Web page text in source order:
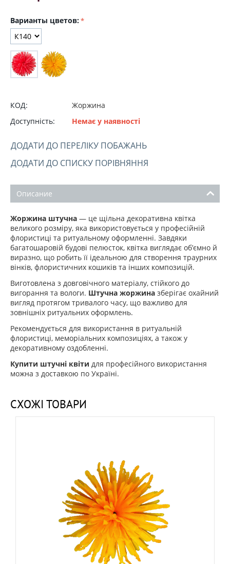
Варианты цветов:
КОД:
Жоржина
Доступність:
Немає у наявності
ДОДАТИ ДО ПЕРЕЛІКУ ПОБАЖАНЬ
ДОДАТИ ДО СПИСКУ ПОРІВНЯННЯ
Описание
Жоржина штучна — це щільна декоративна квітка
великого розміру, яка використовується у професійній
флористиці та ритуальному оформленні. Завдяки
багатошаровій будові пелюсток, квітка виглядає об’ємно й
виразно, що робить її ідеальною для створення траурних
вінків, флористичних кошиків та інших композицій.
Виготовлена з довговічного матеріалу, стійкого до
вигорання та вологи. Штучна жоржина зберігає охайний
вигляд протягом тривалого часу, що важливо для
зовнішніх ритуальних оформлень.
Рекомендується для використання в ритуальній
флористиці, меморіальних композиціях, а також у
декоративному оздобленні.
Купити штучні квіти для професійного використання
можна з доставкою по Україні.
СХОЖІ ТОВАРИ